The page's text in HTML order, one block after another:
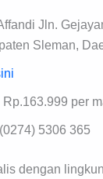
Jln.
Sleman,
Rp.163.999 per
(0274) 5306 365
dengan